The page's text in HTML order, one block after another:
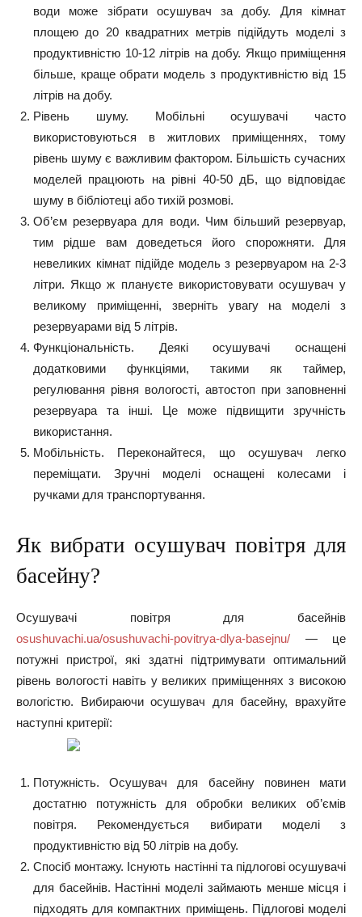
води може зібрати осушувач за добу. Для кімнат
площею до 20 квадратних метрів підійдуть моделі з
продуктивністю 10-12 літрів на добу. Якщо приміщення
більше, краще обрати модель з продуктивністю від 15
літрів на добу.
Рівень шуму. Мобільні осушувачі часто
використовуються в житлових приміщеннях, тому
рівень шуму є важливим фактором. Більшість сучасних
моделей працюють на рівні 40-50 дБ, що відповідає
шуму в бібліотеці або тихій розмові.
Об’єм резервуара для води. Чим більший резервуар,
тим рідше вам доведеться його спорожняти. Для
невеликих кімнат підійде модель з резервуаром на 2-3
літри. Якщо ж плануєте використовувати осушувач у
великому приміщенні, зверніть увагу на моделі з
резервуарами від 5 літрів.
Функціональність. Деякі осушувачі оснащені
додатковими функціями, такими як таймер,
регулювання рівня вологості, автостоп при заповненні
резервуара та інші. Це може підвищити зручність
використання.
Мобільність. Переконайтеся, що осушувач легко
переміщати. Зручні моделі оснащені колесами і
ручками для транспортування.
Як вибрати осушувач повітря для
басейну?
Осушувачі повітря для басейнів
osushuvachi.ua/osushuvachi-povitrya-dlya-basejnu/ — це
потужні пристрої, які здатні підтримувати оптимальний
рівень вологості навіть у великих приміщеннях з високою
вологістю. Вибираючи осушувач для басейну, врахуйте
наступні критерії:
Потужність. Осушувач для басейну повинен мати
достатню потужність для обробки великих об’ємів
повітря. Рекомендується вибирати моделі з
продуктивністю від 50 літрів на добу.
Спосіб монтажу. Існують настінні та підлогові осушувачі
для басейнів. Настінні моделі займають менше місця і
підходять для компактних приміщень. Підлогові моделі